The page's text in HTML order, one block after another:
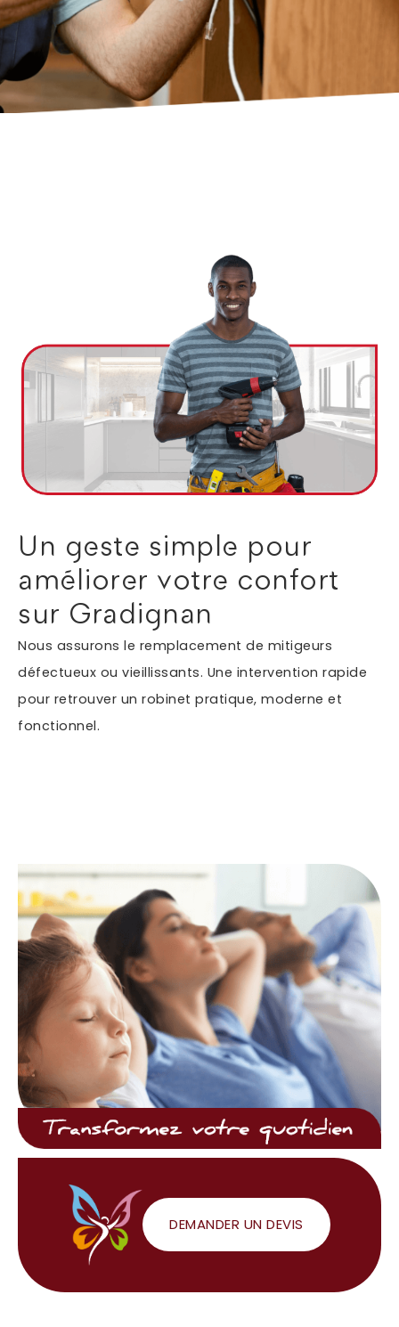
Un geste simple pour
améliorer votre confort
sur Gradignan
Nous assurons le remplacement de mitigeurs
défectueux ou vieillissants. Une intervention rapide
pour retrouver un robinet pratique, moderne et
fonctionnel.
DEMANDER UN DEVIS
Ville *
Jardinage
Petits travaux de bricolage
Autres services
Informations supplémentaires du besoin
En soumettant ce formulaire, j'accepte que les
informations saisies soient exploitées dans le cadre